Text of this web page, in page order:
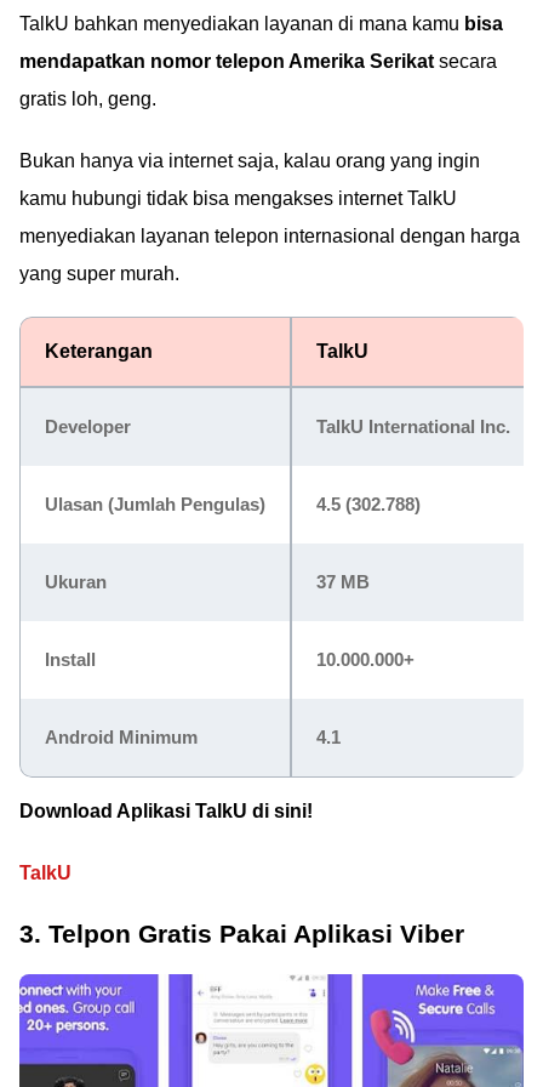
TalkU bahkan menyediakan layanan di mana kamu bisa
mendapatkan nomor telepon Amerika Serikat secara
gratis loh, geng.
Bukan hanya via internet saja, kalau orang yang ingin
kamu hubungi tidak bisa mengakses internet TalkU
menyediakan layanan telepon internasional dengan harga
yang super murah.
Keterangan TalkU
Developer TalkU International Inc.
Ulasan (Jumlah Pengulas) 4.5 (302.788)
Ukuran 37 MB
Install 10.000.000+
Android Minimum 4.1
Download Aplikasi TalkU di sini!
TalkU
3. Telpon Gratis Pakai Aplikasi Viber